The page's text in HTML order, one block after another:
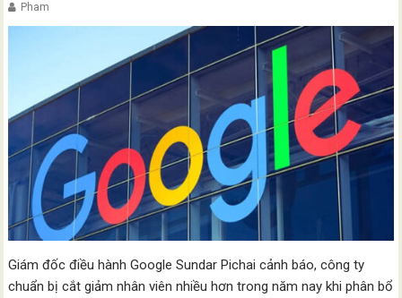
Pham
Giám đốc điều hành Google Sundar Pichai cảnh báo, công ty
chuẩn bị cắt giảm nhân viên nhiều hơn trong năm nay khi phân bổ